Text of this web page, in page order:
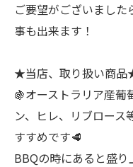
ご要望がございまし
事も出来ます！
★当店、取り扱い商
🍇オーストラリア産
ン、ヒレ、リブロース
すすめです🥩
BBQの時にあると盛り